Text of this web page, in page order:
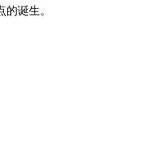
诞生。